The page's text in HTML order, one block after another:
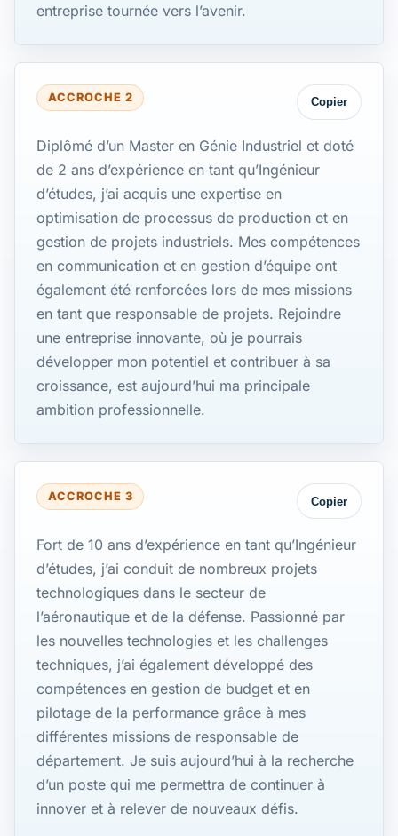
entreprise tournée vers l’avenir.
ACCROCHE 2 Copier
Diplômé d’un Master en Génie Industriel et doté
de 2 ans d’expérience en tant qu’Ingénieur
d’études, j’ai acquis une expertise en
optimisation de processus de production et en
gestion de projets industriels. Mes compétences
en communication et en gestion d’équipe ont
également été renforcées lors de mes missions
en tant que responsable de projets. Rejoindre
une entreprise innovante, où je pourrais
développer mon potentiel et contribuer à sa
croissance, est aujourd’hui ma principale
ambition professionnelle.
ACCROCHE 3 Copier
Fort de 10 ans d’expérience en tant qu’Ingénieur
d’études, j’ai conduit de nombreux projets
technologiques dans le secteur de
l’aéronautique et de la défense. Passionné par
les nouvelles technologies et les challenges
techniques, j’ai également développé des
compétences en gestion de budget et en
pilotage de la performance grâce à mes
différentes missions de responsable de
département. Je suis aujourd’hui à la recherche
d’un poste qui me permettra de continuer à
innover et à relever de nouveaux défis.